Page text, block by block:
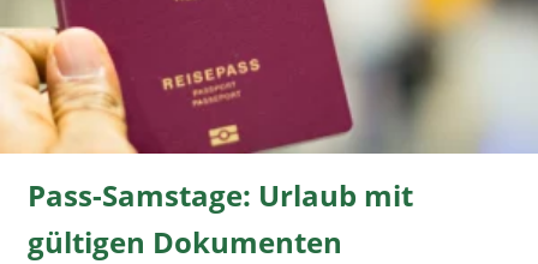
Pass-Samstage: Urlaub mit
gültigen Dokumenten